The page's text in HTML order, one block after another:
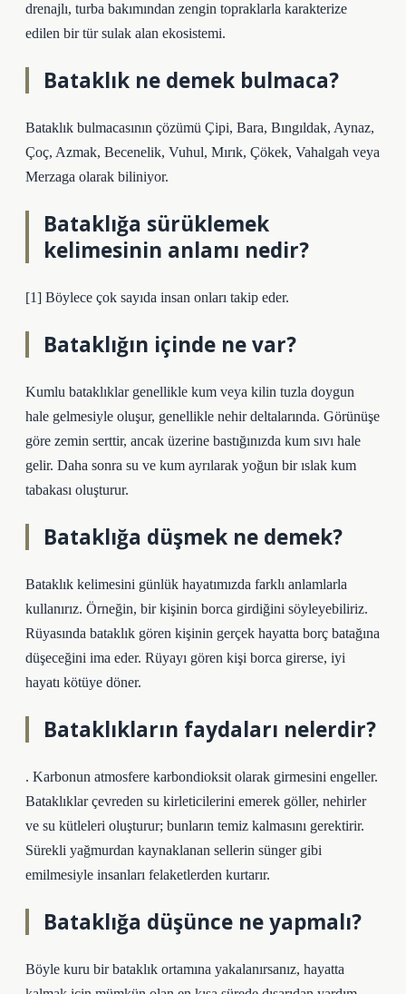
drenajlı, turba bakımından zengin topraklarla karakterize
edilen bir tür sulak alan ekosistemi.
Bataklık ne demek bulmaca?
Bataklık bulmacasının çözümü Çipi, Bara, Bıngıldak, Aynaz,
Çoç, Azmak, Becenelik, Vuhul, Mırık, Çökek, Vahalgah veya
Merzaga olarak biliniyor.
Bataklığa sürüklemek
kelimesinin anlamı nedir?
[1] Böylece çok sayıda insan onları takip eder.
Bataklığın içinde ne var?
Kumlu bataklıklar genellikle kum veya kilin tuzla doygun
hale gelmesiyle oluşur, genellikle nehir deltalarında. Görünüşe
göre zemin serttir, ancak üzerine bastığınızda kum sıvı hale
gelir. Daha sonra su ve kum ayrılarak yoğun bir ıslak kum
tabakası oluşturur.
Bataklığa düşmek ne demek?
Bataklık kelimesini günlük hayatımızda farklı anlamlarla
kullanırız. Örneğin, bir kişinin borca ​​girdiğini söyleyebiliriz.
Rüyasında bataklık gören kişinin gerçek hayatta borç batağına
düşeceğini ima eder. Rüyayı gören kişi borca ​​girerse, iyi
hayatı kötüye döner.
Bataklıkların faydaları nelerdir?
. Karbonun atmosfere karbondioksit olarak girmesini engeller.
Bataklıklar çevreden su kirleticilerini emerek göller, nehirler
ve su kütleleri oluşturur; bunların temiz kalmasını gerektirir.
Sürekli yağmurdan kaynaklanan sellerin sünger gibi
emilmesiyle insanları felaketlerden kurtarır.
Bataklığa düşünce ne yapmalı?
Böyle kuru bir bataklık ortamına yakalanırsanız, hayatta